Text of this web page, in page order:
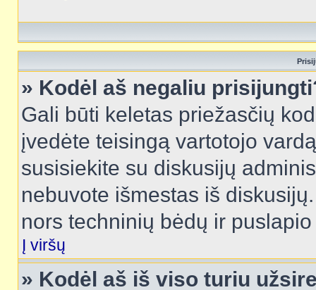
» Kodėl aš negaliu
Gali būti keletas priežasčių
įvedėte teisingą vartotojo
susisiekite su diskusijų
nebuvote išmestas iš
nors techninių bėdų ir
Į viršų
» Kodėl aš iš viso turiu